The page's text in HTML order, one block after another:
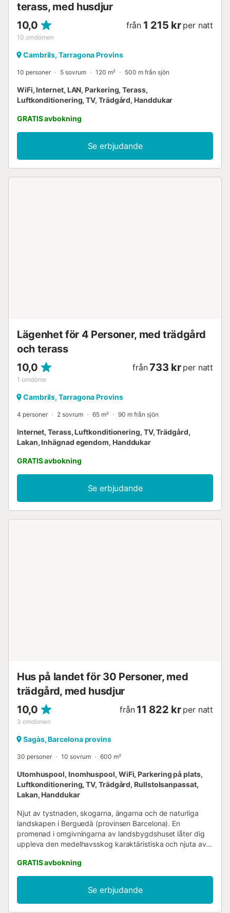
terass, med husdjur
10,0
10 omdömen
från 1 215 kr per natt
Cambrils, Tarragona Provins
10 personer 5 sovrum 120 m² 500 m från sjön
WiFi, Internet, LAN, Parkering, Terass,
Luftkonditionering, TV, Trädgård, Handdukar
GRATIS avbokning
Se erbjudande
Lägenhet för 4 Personer, med trädgård
och terass
10,0
1 omdöme
från 733 kr per natt
Cambrils, Tarragona Provins
4 personer 2 sovrum 65 m² 90 m från sjön
Internet, Terass, Luftkonditionering, TV, Trädgård,
Lakan, Inhägnad egendom, Handdukar
GRATIS avbokning
Se erbjudande
Hus på landet för 30 Personer, med
trädgård, med husdjur
10,0
3 omdömen
från 11 822 kr per natt
Sagàs, Barcelona provins
30 personer 10 sovrum 600 m²
Utomhuspool, Inomhuspool, WiFi, Parkering på plats,
Luftkonditionering, TV, Trädgård, Rullstolsanpassat,
Lakan, Handdukar
Njut av tystnaden, skogarna, ängarna och de naturliga
landskapen i Berguedà (provinsen Barcelona). En
promenad i omgivningarna av landsbygdshuset låter dig
uppleva den medelhavsskog karaktäristiska och njuta av
mer eller mindre långa, som låter dig upptäcka naturen i
sitt renaste tillstånd, med all den rikedom av fauna och
flora som erbjuds av de för-pyreneiska bergskedjorna.
Njut av landsbygdsturism....
GRATIS avbokning
Se erbjudande